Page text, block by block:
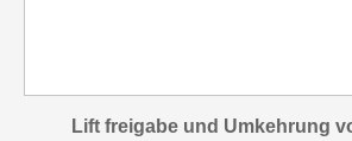
Lift freigabe und Umkehrung